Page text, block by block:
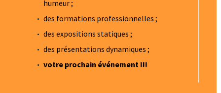
humeur ;
des formations professionnelles ;
des expositions statiques ;
des présentations dynamiques ;
votre prochain événement !!!